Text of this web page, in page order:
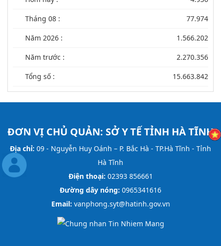
Tháng 08 : 77.974
Năm 2026 : 1.566.202
Năm trước : 2.270.356
Tổng số : 15.663.842
ĐƠN VỊ CHỦ QUẢN: SỞ Y TẾ TỈNH HÀ TĨNH
Địa chỉ: 09 - Nguyễn Huy Oánh – P. Bắc Hà - TP.Hà Tĩnh - Tỉnh
Hà Tĩnh
Điện thoại: 02393 856661
Đường dây nóng: 0965341616
Email: vanphong.syt@hatinh.gov.vn